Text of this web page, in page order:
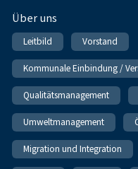
Über uns
Leitbild Vorstand
Kommunale Einbindung /
Qualitätsmanagement
Umweltmanagement
Migration und Integration